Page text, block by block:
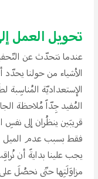
تحويل العمل
عندما نتحدّث عن
الأشياء من حولنا يحدّد
الإستعداديّة
المُفيد جِدّاََ مُلاحظة
قريبَين ينظُران إلى
فقط بسبب عدم
يجب علينا بدايةََ أن
مزاوَلَتِها حتّى نحصُلَ